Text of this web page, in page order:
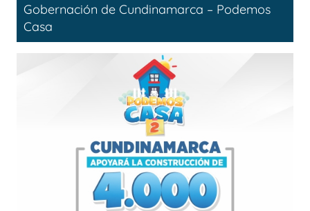
Gobernación de Cundinamarca – Podemos
Casa